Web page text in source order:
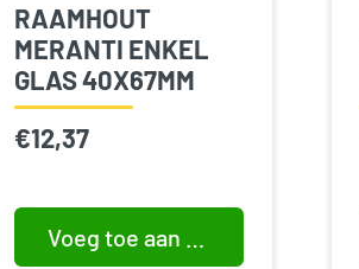
RAAMHOUT
MERANTI ENKEL
GLAS 40X67MM
€12,37
Voeg toe aan winkelwagen